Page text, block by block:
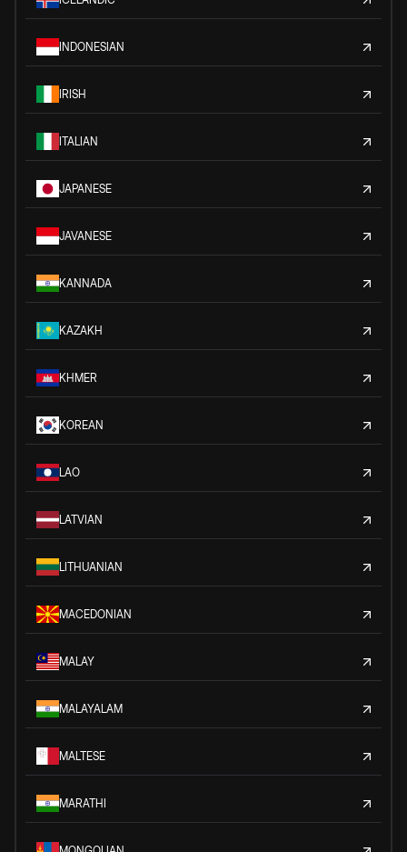
INDONESIAN
IRISH
ITALIAN
JAPANESE
JAVANESE
KANNADA
KAZAKH
KHMER
KOREAN
LAO
LATVIAN
LITHUANIAN
MACEDONIAN
MALAY
MALAYALAM
MALTESE
MARATHI